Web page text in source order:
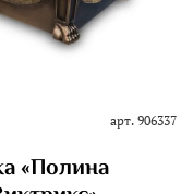
арт. 906337
«Полина